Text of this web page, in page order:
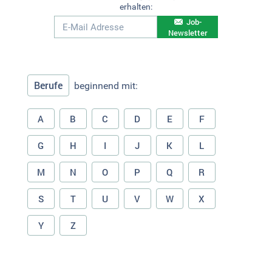
erhalten:
Job-
Newsletter
Berufe beginnend mit:
A B C D E F
G H I J K L
M N O P Q R
S T U V W X
Y Z